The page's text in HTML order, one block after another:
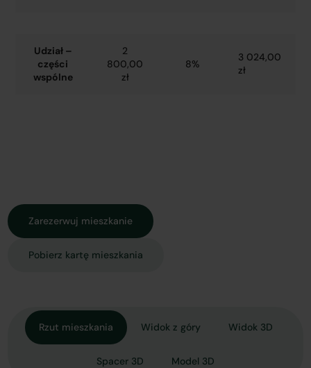
Rzut mieszkania Widok z góry Widok 3D
Spacer 3D Model 3D
Udział –
części
wspólne
2
800,00
zł
8%
3 024,00
zł
Zarezerwuj mieszkanie
Pobierz kartę mieszkania